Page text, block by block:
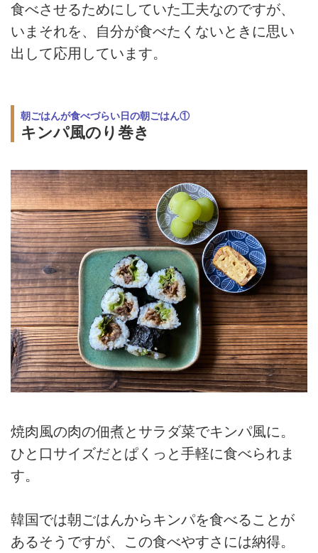
食べさせるためにしていた工夫なのですが、
いまそれを、自分が食べたくないときに思い
出して応用しています。
朝ごはんが食べづらい日の朝ごはん①
キンパ風のり巻き
焼肉風の肉の佃煮とサラダ菜でキンパ風に。
ひと口サイズだとぱくっと手軽に食べられま
す。
韓国では朝ごはんからキンパを食べることが
あるそうですが、この食べやすさには納得。